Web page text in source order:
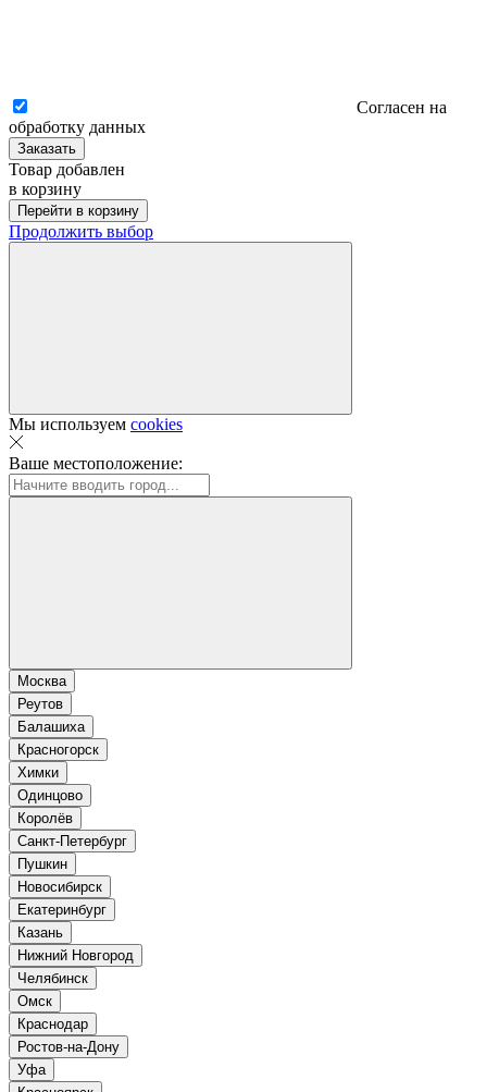
Согласен на
обработку данных
Заказать
Товар добавлен
в корзину
Перейти в корзину
Продолжить выбор
Мы используем cookies
Ваше местоположение:
Москва
Реутов
Балашиха
Красногорск
Химки
Одинцово
Королёв
Санкт-Петербург
Пушкин
Новосибирск
Екатеринбург
Казань
Нижний Новгород
Челябинск
Омск
Краснодар
Ростов-на-Дону
Уфа